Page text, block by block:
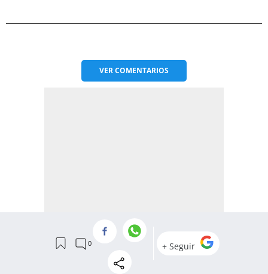
VERCOMENTARIOS